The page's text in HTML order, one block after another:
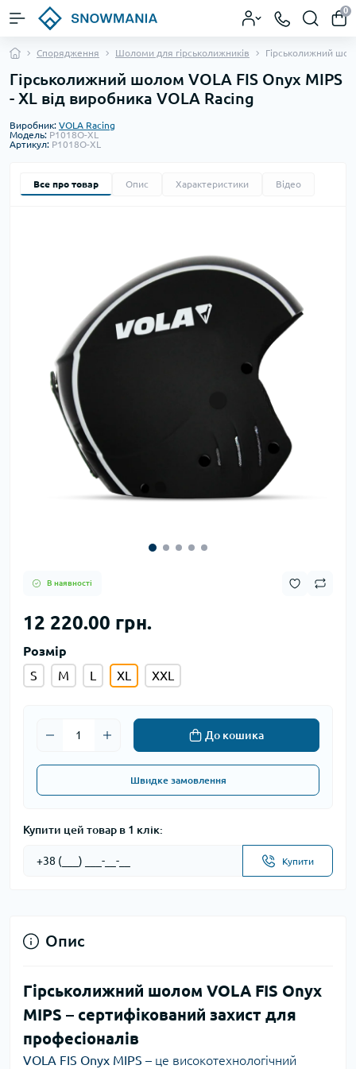
0
Спорядження Шоломи для гірськолижників Гірськолижний
Гірськолижний шолом VOLA FIS Onyx MIPS
- XL від виробника VOLA Racing
Виробник: VOLA Racing
Модель: P1018O-XL
Артикул: P1018O-XL
Все про товар Опис Характеристики Відео
В наявності
12 220.00 грн.
Розмір
S
M L XL XXL
До кошика
Швидке замовлення
Купити цей товар в 1 клік:
Купити
Опис
Гірськолижний шолом VOLA FIS Onyx
MIPS – сертифікований захист для
професіоналів
VOLA FIS Onyx MIPS – це високотехнологічний